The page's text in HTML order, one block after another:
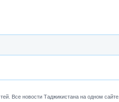
Все новости Таджикистана на одном сайте.